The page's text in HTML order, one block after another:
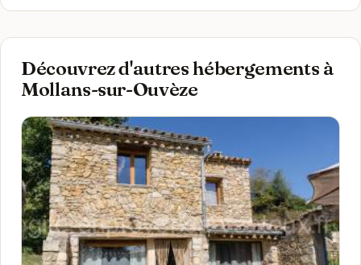
Découvrez d'autres hébergements à
Mollans-sur-Ouvèze